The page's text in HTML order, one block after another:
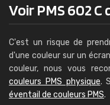
Voir PMS 602 C
C'est un risque de
d'une couleur sur un
couleur, nous vous
couleurs PMS physique.
éventail de couleurs PMS.